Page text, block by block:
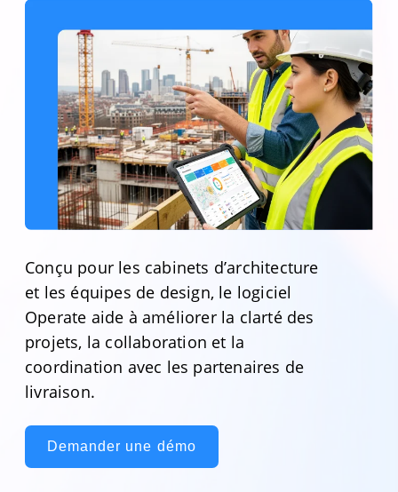
Conçu pour les cabinets d’architecture
et les équipes de design, le logiciel
Operate aide à améliorer la clarté des
projets, la collaboration et la
coordination avec les partenaires de
livraison.
Demander une démo